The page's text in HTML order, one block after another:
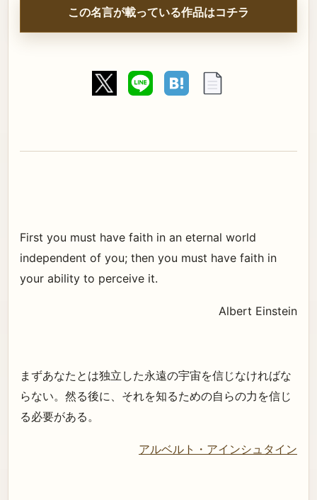
この名言が載っている作品はコチラ
First you must have faith in an eternal world
independent of you; then you must have faith in
your ability to perceive it.
Albert Einstein
まずあなたとは独立した永遠の宇宙を信じなければな
らない。然る後に、それを知るための自らの力を信じ
る必要がある。
アルベルト・アインシュタイン